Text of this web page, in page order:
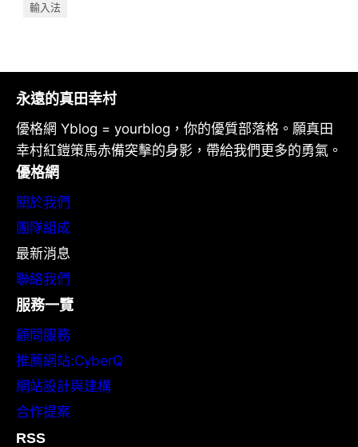
輸入法
永遠的真田幸村
優格網 Yblog = yourblog，你的優質部落格。願真田
幸村紅鎧策馬赤備突擊的身影，帶給我們更多的勇氣。
優格網
關於我們
團隊組成
最新消息
聯絡我們
服務一覽
顧問服務
推薦網站:CyberQ
網站設計與建構
合作提案
RSS